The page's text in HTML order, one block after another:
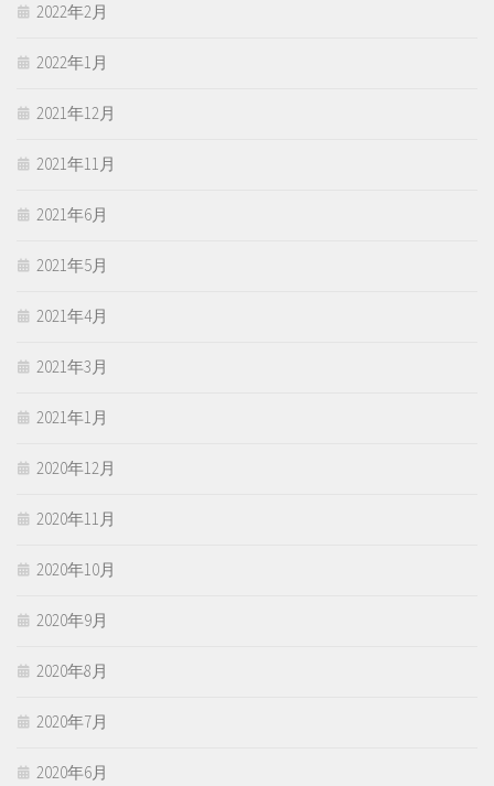
2022年2月
2022年1月
2021年12月
2021年11月
2021年6月
2021年5月
2021年4月
2021年3月
2021年1月
2020年12月
2020年11月
2020年10月
2020年9月
2020年8月
2020年7月
2020年6月